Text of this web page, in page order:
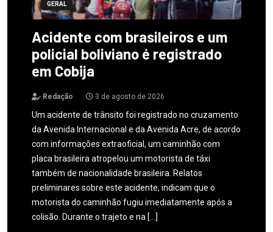
GERAL
Acidente com brasileiros e um
policial boliviano é registrado
em Cobija
Redação 3 de agosto de 2026
Um acidente de trânsito foi registrado no cruzamento
da Avenida Internacional e da Avenida Acre, de acordo
com informações extraoficial, um caminhão com
placa brasileira atropelou um motorista de táxi
também de nacionalidade brasileira. Relatos
preliminares sobre este acidente, indicam que o
motorista do caminhão fugiu imediatamente após a
colisão. Durante o trajeto e na […]